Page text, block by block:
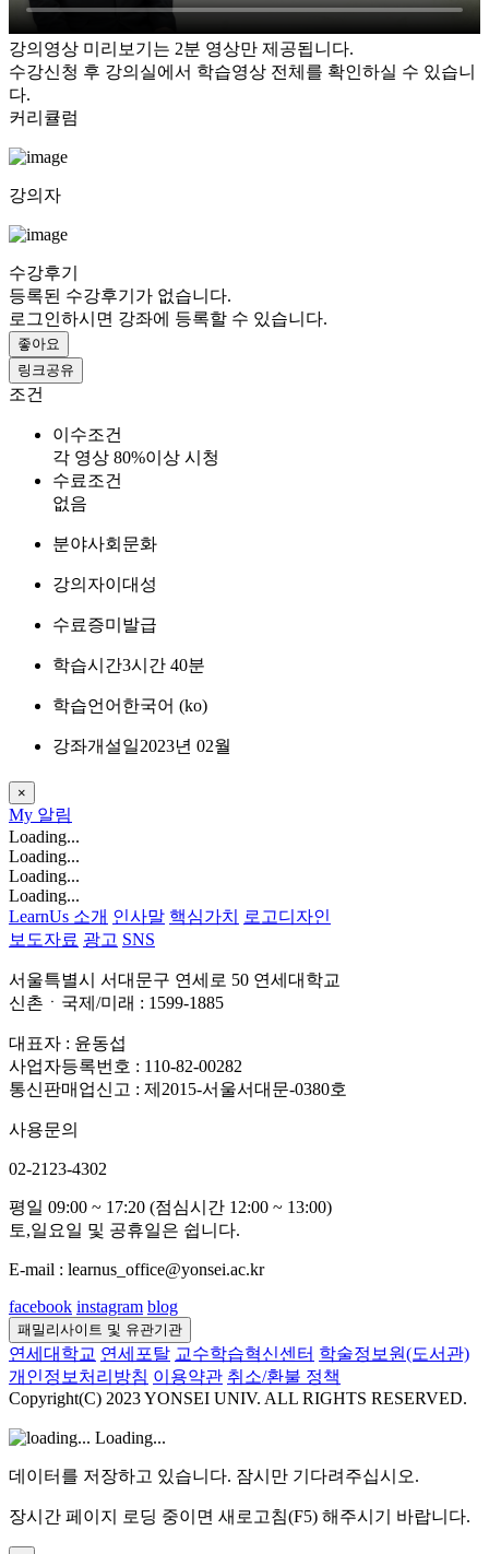
강의영상 미리보기는 2분 영상만 제공됩니다.
수강신청 후 강의실에서 학습영상 전체를 확인하실 수 있습니
다.
커리큘럼
강의자
수강후기
등록된 수강후기가 없습니다.
로그인하시면 강좌에 등록할 수 있습니다.
좋아요
링크공유
조건
이수조건
각 영상 80%이상 시청
수료조건
없음
분야사회문화
강의자이대성
수료증미발급
학습시간3시간 40분
학습언어 한국어 ‎(ko)‎
강좌개설일2023년 02월
×
My 알림
Loading...
Loading...
Loading...
Loading...
LearnUs 소개 인사말 핵심가치
로고디자인
보도자료 광고 SNS
서울특별시 서대문구 연세로 50 연세대학교
신촌ㆍ국제/미래 : 1599-1885
대표자 : 윤동섭
사업자등록번호 : 110-82-00282
통신판매업신고 : 제2015-서울서대문-0380호
사용문의
02-2123-4302
평일 09:00 ~ 17:20 (점심시간 12:00 ~ 13:00)
토,일요일 및 공휴일은 쉽니다.
E-mail : learnus_office@yonsei.ac.kr
facebook instagram blog
패밀리사이트 및 유관기관
연세대학교 연세포탈 교수학습혁신센터 학술정보원(도서관)
개인정보처리방침 이용약관 취소/환불 정책
Copyright(C) 2023 YONSEI UNIV. ALL RIGHTS RESERVED.
Loading...
데이터를 저장하고 있습니다. 잠시만 기다려주십시오.
장시간 페이지 로딩 중이면 새로고침(F5) 해주시기 바랍니다.